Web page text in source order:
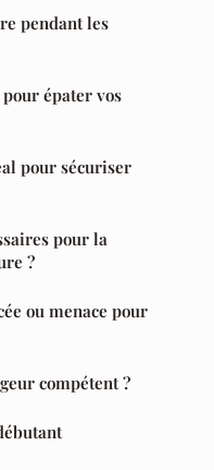
pendant les
épater vos
pour sécuriser
pour la
?
ou menace pour
compétent ?